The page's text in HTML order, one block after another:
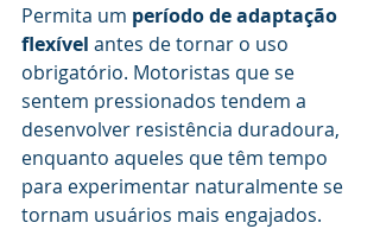
Permita um período de adaptação
flexível antes de tornar o uso
obrigatório. Motoristas que se
sentem pressionados tendem a
desenvolver resistência duradoura,
enquanto aqueles que têm tempo
para experimentar naturalmente se
tornam usuários mais engajados.